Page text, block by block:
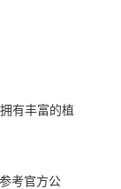
有丰富的植
考官方公